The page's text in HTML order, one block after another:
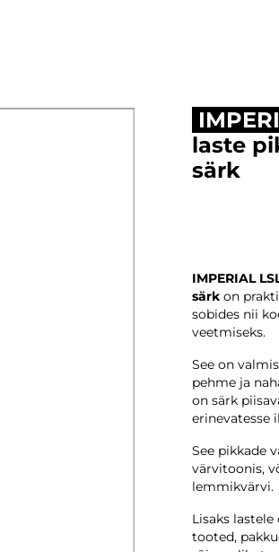
laste
särk
IMPERIAL
särk on
sobides nii
veetmiseks.
See on
pehme ja
on särk
erinevatesse
See pikkade
värvitoonis,
lemmikvärvi.
Lisaks
tooted,